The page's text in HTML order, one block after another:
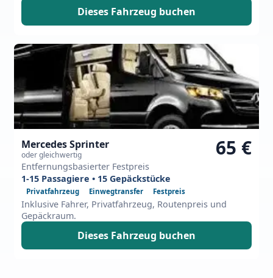
Dieses Fahrzeug buchen
Mercedes Sprinter
oder gleichwertig
Entfernungsbasierter Festpreis
65 €
1-15 Passagiere • 15 Gepäckstücke
Privatfahrzeug Einwegtransfer Festpreis
Inklusive Fahrer, Privatfahrzeug, Routenpreis und
Gepäckraum.
Dieses Fahrzeug buchen